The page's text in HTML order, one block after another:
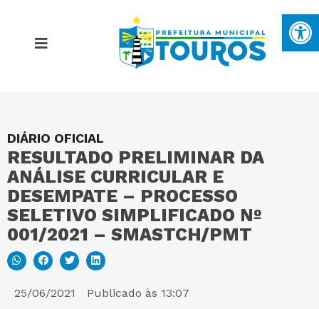
DIÁRIO OFICIAL
RESULTADO PRELIMINAR DA
ANÁLISE CURRICULAR E
DESEMPATE – PROCESSO
SELETIVO SIMPLIFICADO Nº
001/2021 – SMASTCH/PMT
25/06/2021 Publicado às 13:07
MAPA DO SITE
PORTAL DA TRANSPARÊNCIA
E-SIC